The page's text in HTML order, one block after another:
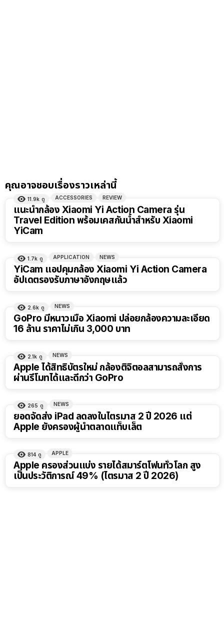
คุณอาจชอบเรื่องราวเหล่านี้
11.9k ดู ACCESSORIES REVIEW
แนะนำกล้อง Xiaomi Yi Action Camera รุ่น
Travel Edition พร้อมเคสกันน้ำสำหรับ Xiaomi
YiCam
1.7k ดู APPLICATION NEWS
YiCam แอปคุมกล้อง Xiaomi Yi Action Camera
อัปเดตรองรับภาษาอังกฤษแล้ว
2.6k ดู NEWS
GoPro มีหนาวเมื่อ Xiaomi ปล่อยกล้องความละเอียด
16 ล้าน ราคาไม่เกิน 3,000 บาท
2.1k ดู NEWS
Apple ได้สิทธิบัตรใหม่ กล้องติจิตอลสามารถสั่งการ
ผ่านรีโมทได้และดีกว่า GoPro
265 ดู NEWS
ยอดจัดส่ง iPad ลดลงในไตรมาส 2 ปี 2026 แต่
Apple ยังครองผู้นำตลาดแท็บเล็ต
814 ดู APPLE
Apple ครองส่วนแบ่ง รายได้สมาร์ตโฟนทั่วโลก สูง
เป็นประวัติการณ์ 49% (ไตรมาส 2 ปี 2026)